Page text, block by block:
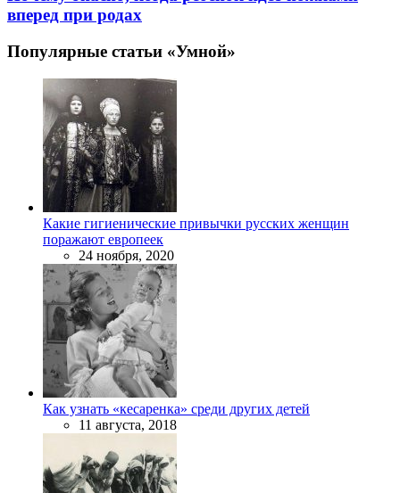
вперед при родах
Популярные статьи «Умной»
Какие гигиенические привычки русских женщин
поражают европеек
24 ноября, 2020
Как узнать «кесаренка» среди других детей
11 августа, 2018